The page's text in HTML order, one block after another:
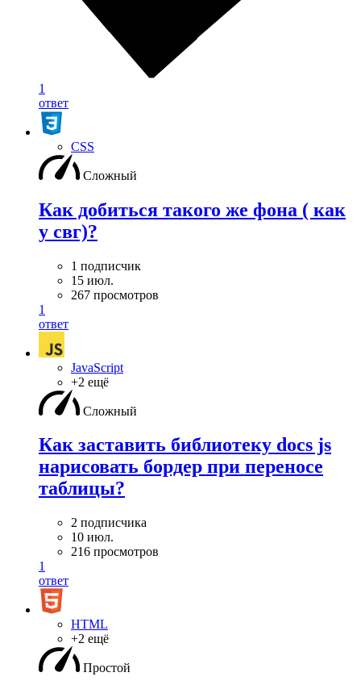
1
ответ
CSS
Сложный
Как добиться такого же фона ( как
у свг)?
1 подписчик
15 июл.
267 просмотров
1
ответ
JavaScript
+2 ещё
Сложный
Как заставить библиотеку docs js
нарисовать бордер при переносе
таблицы?
2 подписчика
10 июл.
216 просмотров
1
ответ
HTML
+2 ещё
Простой